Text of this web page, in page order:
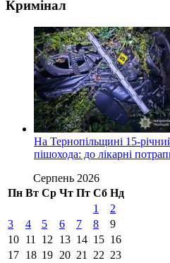
Кримінал
На Тернопільщині 15-
пішохода: до лікарні
Серпень 2026
Пн Вт Ср Чт Пт Сб Нд
1
2
3
4 5 6 7 8
9
10 11 12 13 14 15 16
17 18 19 20 21 22 23